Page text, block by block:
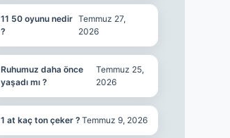
11 50 oyunu nedir
?
Temmuz 27,
2026
Ruhumuz daha önce
yaşadı mı ?
Temmuz 25,
2026
1 at kaç ton çeker ? Temmuz 9, 2026